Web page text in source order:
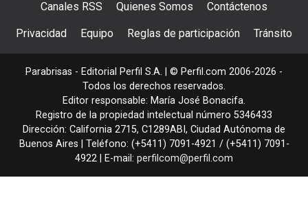
Canales RSS Quienes Somos Contáctenos
Privacidad Equipo Reglas de participación Tránsito
Parabrisas - Editorial Perfil S.A. | © Perfil.com 2006-2026 -
Todos los derechos reservados.
Editor responsable: María José Bonacifa.
Registro de la propiedad intelectual número 5346433
Dirección: California 2715, C1289ABI , Ciudad Autónoma de
Buenos Aires | Teléfono: (+5411) 7091-4921 / (+5411) 7091-
4922 | E-mail: perfilcom@perfil.com